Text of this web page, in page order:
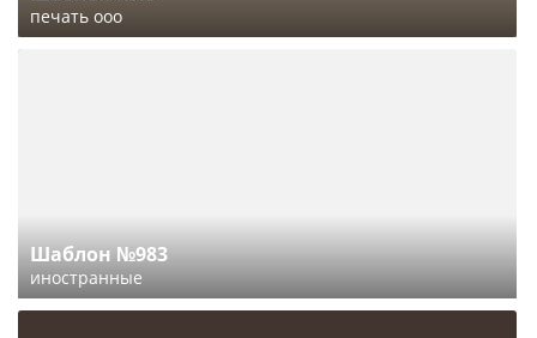
печать ооо
Шаблон №983
иностранные